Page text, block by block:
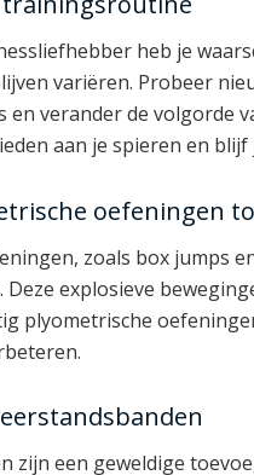
heb je
variëren. Probeer
en verander de volgorde
aan je spieren en
oefeningen
zoals box jumps
explosieve
plyometrische
zijn een geweldige